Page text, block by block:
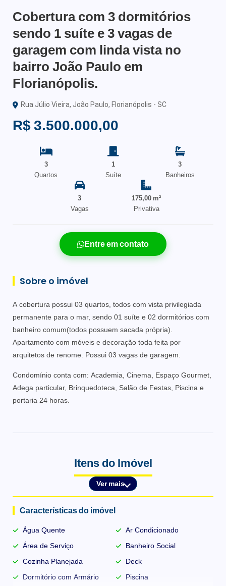
Cobertura com 3 dormitórios
sendo 1 suíte e 3 vagas de
garagem com linda vista no
bairro João Paulo em
Florianópolis.
Rua Júlio Vieira, João Paulo, Florianópolis - SC
R$ 3.500.000,00
3
Quartos
1
Suíte
3
Banheiros
3
Vagas
175,00 m²
Privativa
Entre em contato
Sobre o imóvel
A cobertura possui 03 quartos, todos com vista privilegiada
permanente para o mar, sendo 01 suíte e 02 dormitórios com
banheiro comum(todos possuem sacada própria).
Apartamento com móveis e decoração toda feita por
arquitetos de renome. Possui 03 vagas de garagem.
Condomínio conta com: Academia, Cinema, Espaço Gourmet,
Adega particular, Brinquedoteca, Salão de Festas, Piscina e
portaria 24 horas.
Itens do Imóvel
Ver mais
Características do imóvel
Água Quente
Ar Condicionado
Área de Serviço
Banheiro Social
Cozinha Planejada
Deck
Dormitório com Armário
Piscina